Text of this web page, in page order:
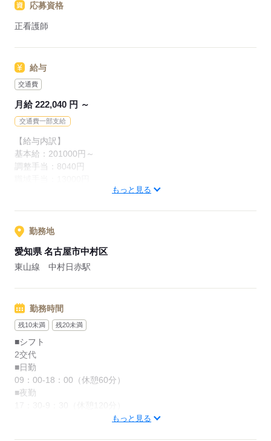
地域包括ケア・療養病棟を有しており、幅広い看護に携わるこ
とができます。
ます！
も充実◎
託児所があるため、育児中の方の他、これからライフイベント
駅からも徒歩7分とアクセス良好です◎
応募資格
正看護師
給与
交通費
月給 222,040 円 ～
交通費一部支給
【給与内訳】
基本給：201000円～
調整手当：8040円
※月給には上記手当を一律含みます
もっと見る
勤務地
愛知県 名古屋市中村区
東山線 中村日赤駅
勤務時間
残10未満 残20未満
■シフト
2交代
■日勤
09：00-18：00（休憩60分）
■夜勤
もっと見る